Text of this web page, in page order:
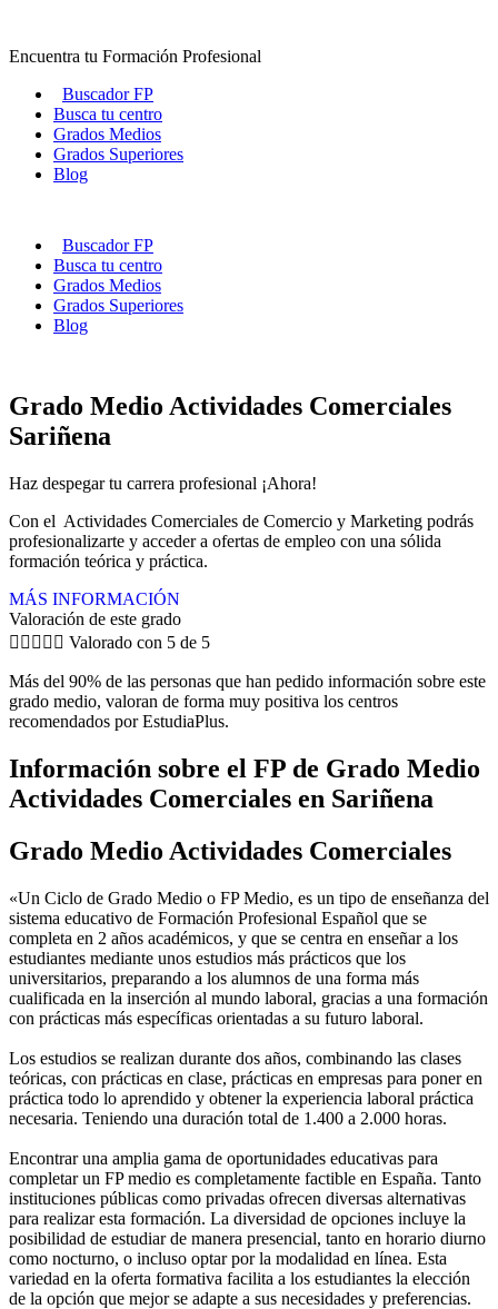
contenido
Encuentra tu Formación Profesional
Buscador FP
Busca tu centro
Grados Medios
Grados Superiores
Blog
Buscador FP
Busca tu centro
Grados Medios
Grados Superiores
Blog
Grado Medio Actividades Comerciales
Sariñena
Haz despegar tu carrera profesional ¡Ahora!
Con el Actividades Comerciales de Comercio y Marketing podrás
profesionalizarte y acceder a ofertas de empleo con una sólida
formación teórica y práctica.
MÁS INFORMACIÓN
Valoración de este grado
     Valorado con 5 de 5
Más del 90% de las personas que han pedido información sobre este
grado medio, valoran de forma muy positiva los centros
recomendados por EstudiaPlus.
Información sobre el FP de Grado Medio
Actividades Comerciales en Sariñena
Grado Medio Actividades Comerciales
«Un Ciclo de Grado Medio o FP Medio, es un tipo de enseñanza del
sistema educativo de Formación Profesional Español que se
completa en 2 años académicos, y que se centra en enseñar a los
estudiantes mediante unos estudios más prácticos que los
universitarios, preparando a los alumnos de una forma más
cualificada en la inserción al mundo laboral, gracias a una formación
con prácticas más específicas orientadas a su futuro laboral.
Los estudios se realizan durante dos años, combinando las clases
teóricas, con prácticas en clase, prácticas en empresas para poner en
práctica todo lo aprendido y obtener la experiencia laboral práctica
necesaria. Teniendo una duración total de 1.400 a 2.000 horas.
Encontrar una amplia gama de oportunidades educativas para
completar un FP medio es completamente factible en España. Tanto
instituciones públicas como privadas ofrecen diversas alternativas
para realizar esta formación. La diversidad de opciones incluye la
posibilidad de estudiar de manera presencial, tanto en horario diurno
como nocturno, o incluso optar por la modalidad en línea. Esta
variedad en la oferta formativa facilita a los estudiantes la elección
de la opción que mejor se adapte a sus necesidades y preferencias.